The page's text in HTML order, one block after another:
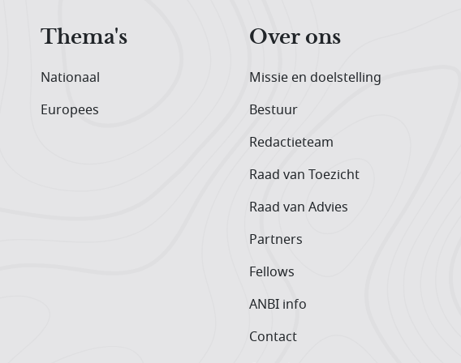
Thema's
Nationaal
Europees
Over ons
Missie en doelstelling
Bestuur
Redactieteam
Raad van Toezicht
Raad van Advies
Partners
Fellows
ANBI info
Contact